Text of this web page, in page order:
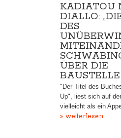
KADIATOU
DIALLO:
DES
ÜBER DIE
"Der Titel des
Up", liest sich auf
vielleicht als ein
» weiterlesen